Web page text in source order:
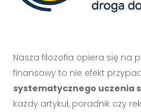
Nasza filozofia opiera się na
finansowy to nie efekt
systematycznego uczenia
każdy artykuł, poradnik czy